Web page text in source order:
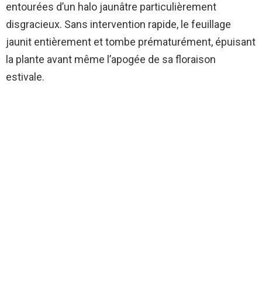
entourées d’un halo jaunâtre particulièrement
disgracieux. Sans intervention rapide, le feuillage
jaunit entièrement et tombe prématurément, épuisant
la plante avant même l’apogée de sa floraison
estivale.